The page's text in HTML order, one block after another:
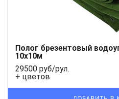
Полог брезентовый
10x10м
29500 руб/рул.
+ цветов